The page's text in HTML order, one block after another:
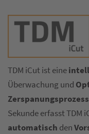
TDM iCut ist eine
Überwachung und
Sekunde erfasst TDM
automatisch den